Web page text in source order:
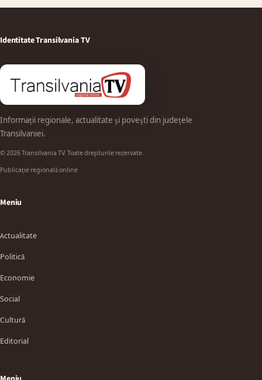
Identitate Transilvania TV
Informații regionale, actualitate și povești din județele
Transilvaniei.
© 2026 Transilvania TV. Toate drepturile rezervate.
Publicație regională online
Meniu
Actualitate
Politică
Economie
Social
Cultură
Editorial